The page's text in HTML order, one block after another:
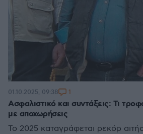
Ασφαλιστικό και συντάξεις: Τι
με αποχωρήσεις
Το 2025 καταγράφεται ρεκόρ
01.10.2025, 09:38 1